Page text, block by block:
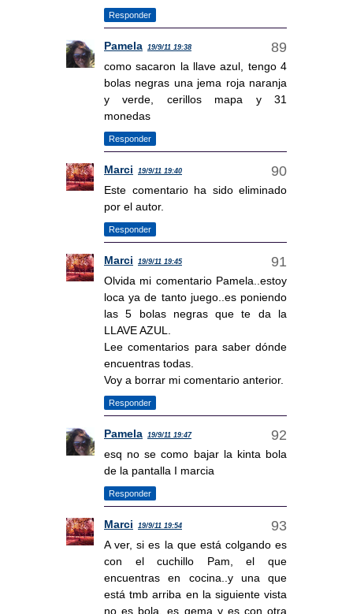
Responder
Pamela 19/9/11 19:38
como sacaron la llave azul, tengo 4
bolas negras una jema roja naranja
y verde, cerillos mapa y 31
monedas
Responder
Marci 19/9/11 19:40
Este comentario ha sido eliminado
por el autor.
Responder
Marci 19/9/11 19:45
Olvida mi comentario Pamela..estoy
loca ya de tanto juego..es poniendo
las 5 bolas negras que te da la
LLAVE AZUL.
Lee comentarios para saber dónde
encuentras todas.
Voy a borrar mi comentario anterior.
Responder
Pamela 19/9/11 19:47
esq no se como bajar la kinta bola
de la pantalla I marcia
Responder
Marci 19/9/11 19:54
A ver, si es la que está colgando es
con el cuchillo Pam, el que
encuentras en cocina..y una que
está tmb arriba en la siguiente vista
no es bola, es gema y es con otra